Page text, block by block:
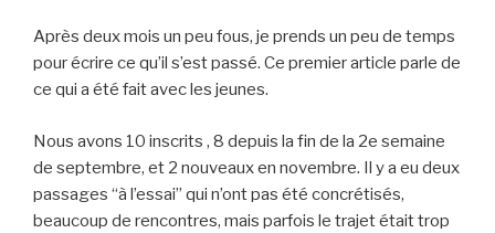
Après deux mois un peu fous, je prends un peu de temps
pour écrire ce qu’il s’est passé. Ce premier article parle de
ce qui a été fait avec les jeunes.
Nous avons 10 inscrits , 8 depuis la fin de la 2e semaine
de septembre, et 2 nouveaux en novembre. Il y a eu deux
passages “à l’essai” qui n’ont pas été concrétisés,
beaucoup de rencontres, mais parfois le trajet était trop